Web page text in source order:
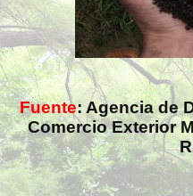
Fuente: Agencia de
Comercio Exterior